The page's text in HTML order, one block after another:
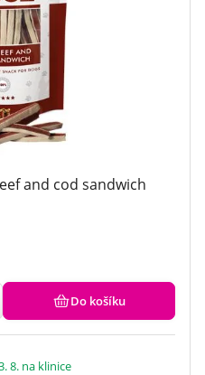
and cod sandwich
Do košíku
8. na klinice